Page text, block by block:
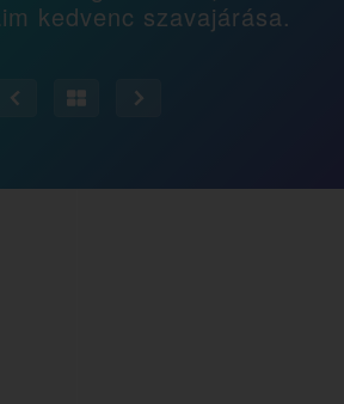
kedvenc szavajárása.